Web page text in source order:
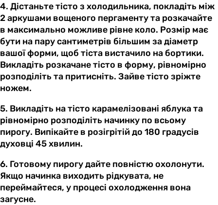
4. Дістаньте тісто з холодильника, покладіть між
2 аркушами вощеного пергаменту та розкачайте
в максимально можливе рівне коло. Розмір має
бути на пару сантиметрів більшим за діаметр
вашої форми, щоб тіста вистачило на бортики.
Викладіть розкачане тісто в форму, рівномірно
розподіліть та притисніть. Зайве тісто зріжте
ножем.
5. Викладіть на тісто карамелізовані яблука та
рівномірно розподіліть начинку по всьому
пирогу. Випікайте в розігрітій до 180 градусів
духовці 45 хвилин.
6. Готовому пирогу дайте повністю охолонути.
Якщо начинка виходить рідкувата, не
переймайтеся, у процесі охолодження вона
загусне.